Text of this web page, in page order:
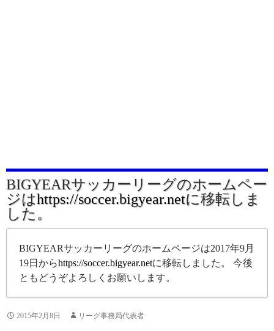
BIGYEARサッカーリーグのホームペー
ジはhttps://soccer.bigyear.netに移転しま
した。
BIGYEARサッカーリーグのホームページは2017年9月
19日からhttps://soccer.bigyear.netに移転しました。 今後
ともどうぞよろしくお願いします。
2015年2月8日 リーグ事務局代表者